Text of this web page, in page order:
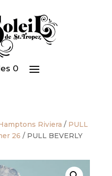
0
Riviera / PULL
26 / PULL BEVERLY